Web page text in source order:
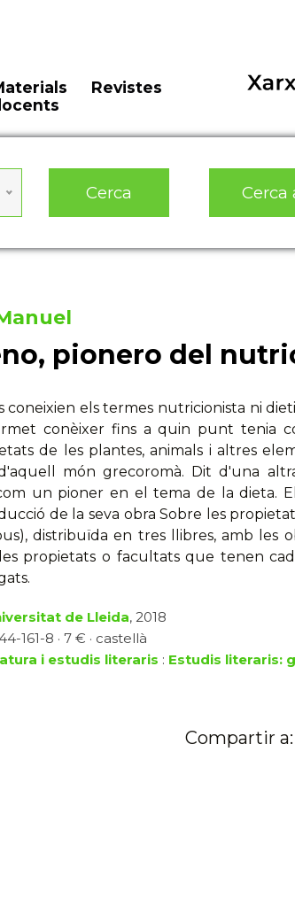
Revistes
Cerca Cerca
pionero del
coneixien els termes nutricionista ni
conèixer fins a quin punt tenia
de les plantes, animals i altres
món grecoromà. Dit d'una
un pioner en el tema de la dieta.
de la seva obra Sobre les
distribuïda en tres llibres, amb les
propietats o facultats que tenen
de Lleida, 2018
161-8 · 7 € · castellà
i estudis literaris : Estudis literaris:
Compartir a: